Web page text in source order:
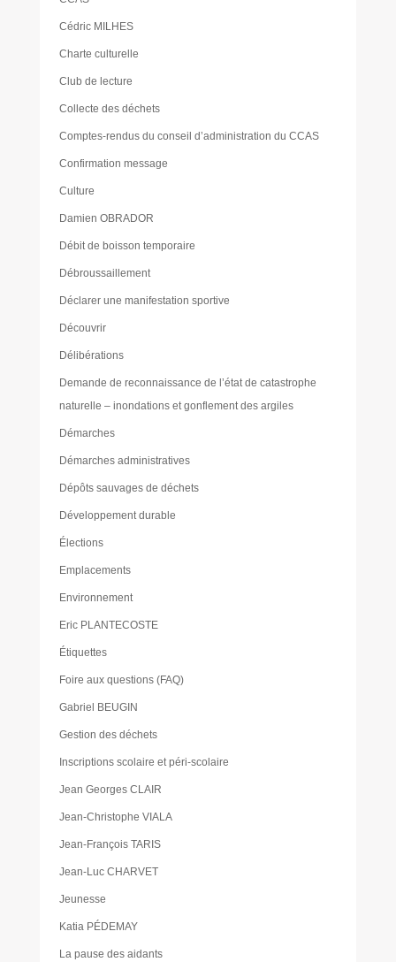
Cédric MILHES
Charte culturelle
Club de lecture
Collecte des déchets
Comptes-rendus du conseil d’administration du CCAS
Confirmation message
Culture
Damien OBRADOR
Débit de boisson temporaire
Débroussaillement
Déclarer une manifestation sportive
Découvrir
Délibérations
Demande de reconnaissance de l’état de catastrophe
naturelle – inondations et gonflement des argiles
Démarches
Démarches administratives
Dépôts sauvages de déchets
Développement durable
Élections
Emplacements
Environnement
Eric PLANTECOSTE
Étiquettes
Foire aux questions (FAQ)
Gabriel BEUGIN
Gestion des déchets
Inscriptions scolaire et péri-scolaire
Jean Georges CLAIR
Jean-Christophe VIALA
Jean-François TARIS
Jean-Luc CHARVET
Jeunesse
Katia PÉDEMAY
La pause des aidants